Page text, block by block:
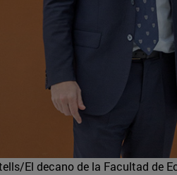
El decano de la Facultad de